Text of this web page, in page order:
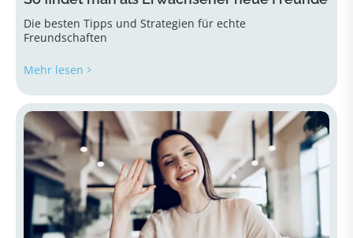
Die besten Tipps und Strategien für echte
Freundschaften
Mehr lesen